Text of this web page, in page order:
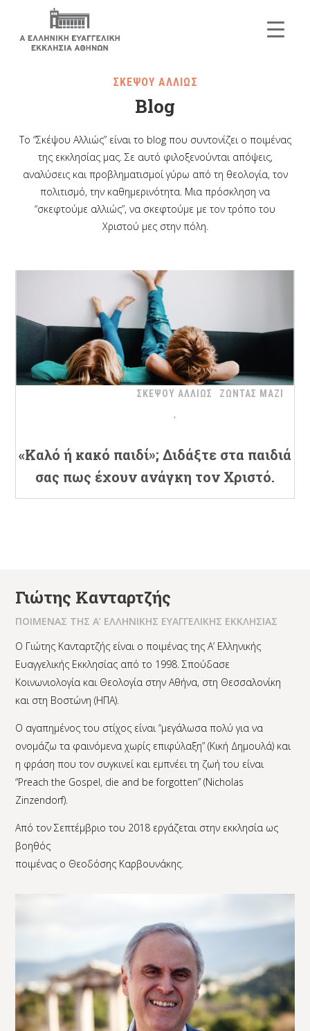
ΣΚΕΨΟΥ ΑΛΛΙΩΣ
Blog
Το “Σκέψου Αλλιώς” είναι το blog που συντονίζει ο ποιμένας
της εκκλησίας μας. Σε αυτό φιλοξενούνται απόψεις,
αναλύσεις και προβληματισμοί γύρω από τη θεολογία, τον
πολιτισμό, την καθημερινότητα. Μια πρόσκληση να
“σκεφτούμε αλλιώς”, να σκεφτούμε με τον τρόπο του
Χριστού μες στην πόλη.
ΣΚΕΨΟΥ ΑΛΛΙΩΣ ΖΩΝΤΑΣ ΜΑΖΙ
«Καλό ή κακό παιδί»; Διδάξτε στα παιδιά
σας πως έχουν ανάγκη τον Χριστό.
Γιώτης Κανταρτζής
ΠΟΙΜΕΝΑΣ ΤΗΣ Α’ ΕΛΛΗΝΙΚΗΣ ΕΥΑΓΓΕΛΙΚΗΣ ΕΚΚΛΗΣΙΑΣ
Ο Γιώτης Κανταρτζής είναι ο ποιμένας της Α’ Ελληνικής
Ευαγγελικής Εκκλησίας από το 1998. Σπούδασε
Κοινωνιολογία και Θεολογία στην Αθήνα, στη Θεσσαλονίκη
και στη Βοστώνη (ΗΠΑ).
Ο αγαπημένος του στίχος είναι “μεγάλωσα πολύ για να
ονομάζω τα φαινόμενα χωρίς επιφύλαξη” (Κική Δημουλά) και
η φράση που τον συγκινεί και εμπνέει τη ζωή του είναι
“Preach the Gospel, die and be forgotten” (Nicholas
Zinzendorf).
Από τον Σεπτέμβριο του 2018 εργάζεται στην εκκλησία ως
βοηθός
ποιμένας ο Θεοδόσης Καρβουνάκης.